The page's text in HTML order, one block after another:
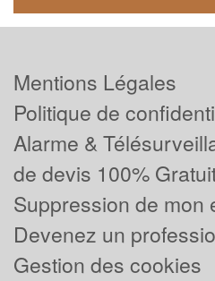
Mentions Légales
Politique de
Alarme &
de devis 100%
Suppression de mon
Devenez un
Gestion des cookies